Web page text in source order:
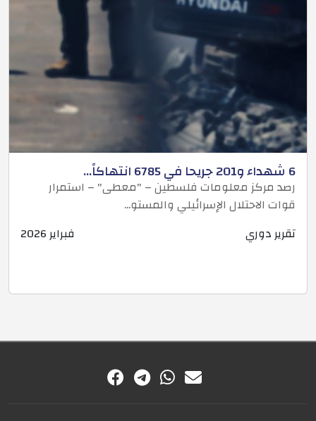
6 شهداء و201 جريحا في 6785 انتهاكاً...
رصد مركز معلومات فلسطين – "معطى" – استمرار
قوات الاحتلال الإسرائيلي والمستو...
تقرير دوري
فبراير 2026